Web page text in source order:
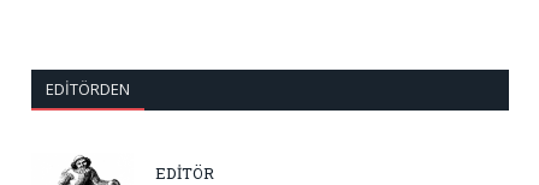
EDITÖRDEN
EDİTÖR